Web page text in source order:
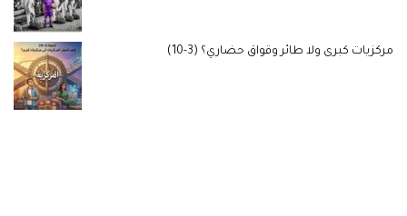
مركزيات كبرى ولا طائر وقواق حضاري؟ (3-10)